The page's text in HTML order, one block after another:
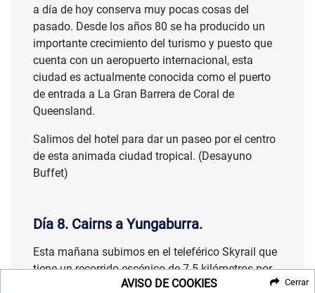
a día de hoy conserva muy pocas cosas del
pasado. Desde los años 80 se ha producido un
importante crecimiento del turismo y puesto que
cuenta con un aeropuerto internacional, esta
ciudad es actualmente conocida como el puerto
de entrada a La Gran Barrera de Coral de
Queensland.
Salimos del hotel para dar un paseo por el centro
de esta animada ciudad tropical. (Desayuno
Buffet)
Día 8. Cairns a Yungaburra.
Esta mañana subimos en el teleférico Skyrail que
tiene un recorrido escénico de 7.5 kilómetros por
encima del Parque Nacional Barron Gorge, en una
AVISO DE COOKIES Cerrar